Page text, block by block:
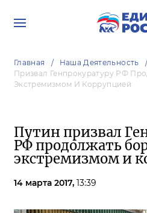
Главная Наша Деятельность
Призвал Генпрокуратуру РФ
Экстремизмом И Коррупцией
Путин призвал
РФ продолжать
экстремизмом и
14 марта 2017, 13:39